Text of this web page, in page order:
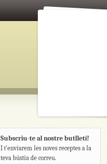
Subscriu-te al nostre butlletí!
I t'enviarem les noves receptes a la
teva bústia de correu.